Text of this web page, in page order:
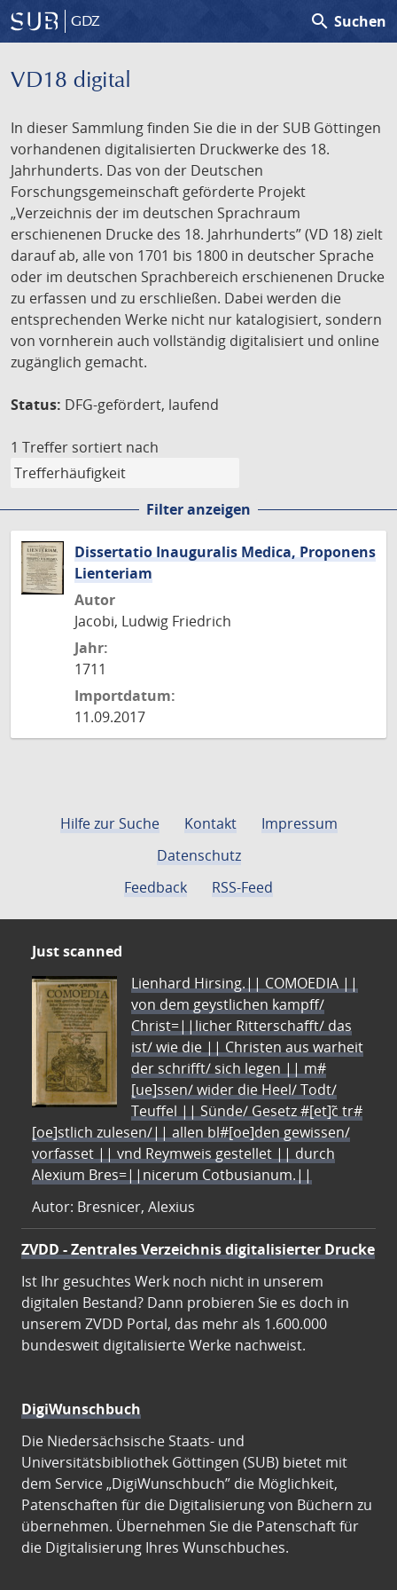
GDZ search Suchen
VD18 digital
In dieser Sammlung finden Sie die in der SUB Göttingen
vorhandenen digitalisierten Druckwerke des 18.
Jahrhunderts. Das von der Deutschen
Forschungsgemeinschaft geförderte Projekt
„Verzeichnis der im deutschen Sprachraum
erschienenen Drucke des 18. Jahrhunderts” (VD 18) zielt
darauf ab, alle von 1701 bis 1800 in deutscher Sprache
oder im deutschen Sprachbereich erschienenen Drucke
zu erfassen und zu erschließen. Dabei werden die
entsprechenden Werke nicht nur katalogisiert, sondern
von vornherein auch vollständig digitalisiert und online
zugänglich gemacht.
Status: DFG-gefördert, laufend
1 Treffer sortiert nach
Filter anzeigen
Dissertatio Inauguralis Medica, Proponens
Lienteriam
Autor
Jacobi, Ludwig Friedrich
Jahr:
1711
Importdatum:
11.09.2017
Hilfe zur Suche Kontakt
Impressum
Datenschutz
Feedback
RSS-Feed
Just scanned
Lienhard Hirsing.|| COMOEDIA ||
von dem geystlichen kampff/
Christ=||licher Ritterschafft/ das
ist/ wie die || Christen aus warheit
der schrifft/ sich legen || m#
[ue]ssen/ wider die Heel/ Todt/
Teuffel || Sünde/ Gesetz #[et]c̃ tr#
[oe]stlich zulesen/|| allen bl#[oe]den gewissen/
vorfasset || vnd Reymweis gestellet || durch
Alexium Bres=||nicerum Cotbusianum.||
Autor: Bresnicer, Alexius
ZVDD - Zentrales Verzeichnis digitalisierter Drucke
Ist Ihr gesuchtes Werk noch nicht in unserem
digitalen Bestand? Dann probieren Sie es doch in
unserem ZVDD Portal, das mehr als 1.600.000
bundesweit digitalisierte Werke nachweist.
DigiWunschbuch
Die Niedersächsische Staats- und
Universitätsbibliothek Göttingen (SUB) bietet mit
dem Service „DigiWunschbuch” die Möglichkeit,
Patenschaften für die Digitalisierung von Büchern zu
übernehmen. Übernehmen Sie die Patenschaft für
die Digitalisierung Ihres Wunschbuches.